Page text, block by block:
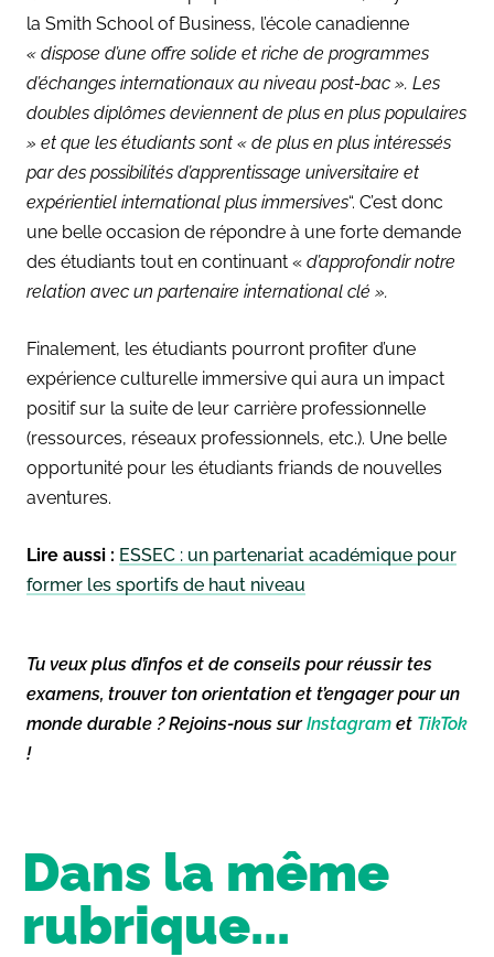
la Smith School of Business, l’école canadienne
« dispose d’une offre solide et riche de programmes
d’échanges internationaux au niveau post-bac ». Les
doubles diplômes deviennent de plus en plus populaires
» et que les étudiants sont « de plus en plus intéressés
par des possibilités d’apprentissage universitaire et
expérientiel international plus immersives“. C’est donc
une belle occasion de répondre à une forte demande
des étudiants tout en continuant « d’approfondir notre
relation avec un partenaire international clé ».
Finalement, les étudiants pourront profiter d’une
expérience culturelle immersive qui aura un impact
positif sur la suite de leur carrière professionnelle
(ressources, réseaux professionnels, etc.). Une belle
opportunité pour les étudiants friands de nouvelles
aventures.
Lire aussi : ESSEC : un partenariat académique pour
former les sportifs de haut niveau
Tu veux plus d’infos et de conseils pour réussir tes
examens, trouver ton orientation et t’engager pour un
monde durable ? Rejoins-nous surInstagram et TikTok
!
Dans la même
rubrique...